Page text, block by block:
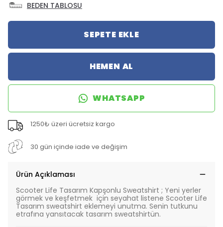
BEDEN TABLOSU
SEPETE EKLE
HEMEN AL
WHATSAPP
1250₺ üzeri ücretsiz kargo
30 gün içinde iade ve değişim
Ürün Açıklaması
Scooter Life Tasarım Kapşonlu Sweatshirt ; Yeni yerler
görmek ve keşfetmek için seyahat listene Scooter Life
Tasarım sweatshirt eklemeyi unutma. Senin tutkunu
etrafına yansıtacak tasarım sweatshirtün.